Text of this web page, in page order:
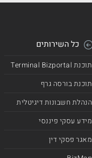
כל השירותים
תוכנת Terminal Bizportal
תוכנת בורסה גרף
הנהלת חשבונות דיגיטלית
מידע עסקי פיננסי
מאגר פסקי דין